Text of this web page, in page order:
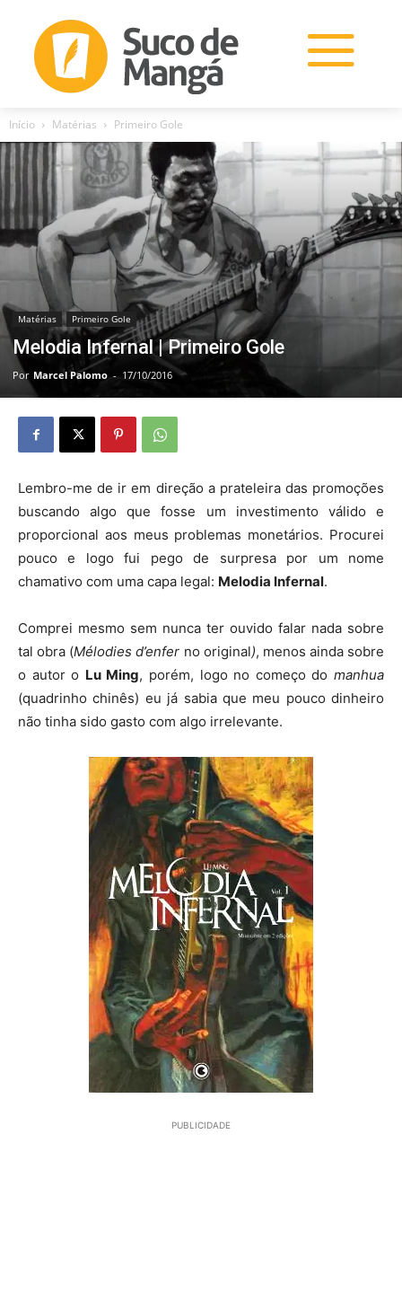
Início Matérias Primeiro Gole
Matérias Primeiro Gole
Melodia Infernal | Primeiro Gole
Por Marcel Palomo - 17/10/2016
Lembro-me de ir em direção a prateleira das promoções
buscando algo que fosse um investimento válido e
proporcional aos meus problemas monetários. Procurei
pouco e logo fui pego de surpresa por um nome
chamativo com uma capa legal: Melodia Infernal.
Comprei mesmo sem nunca ter ouvido falar nada sobre
tal obra (Mélodies d’enfer no original), menos ainda sobre
o autor o Lu Ming, porém, logo no começo domanhua
(quadrinho chinês) eu já sabia que meu pouco dinheiro
não tinha sido gasto com algo irrelevante.
PUBLICIDADE